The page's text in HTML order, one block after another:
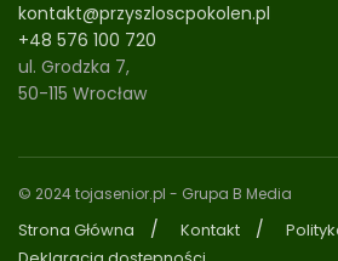
kontakt@przyszloscpokolen.pl
+48 576 100 720
ul. Grodzka 7,
50-115 Wrocław
© 2024 tojasenior.pl - Grupa B Media
Strona Główna Kontakt